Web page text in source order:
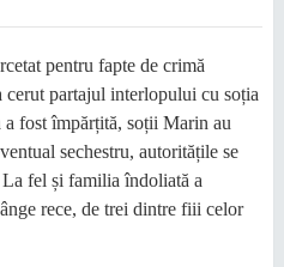
pentru fapte de crimă
cerut partajul interlopului cu soția
fost împărțită, soții Marin au
sechestru, autoritățile se
fel și familia îndoliată a
rece, de trei dintre fiii celor